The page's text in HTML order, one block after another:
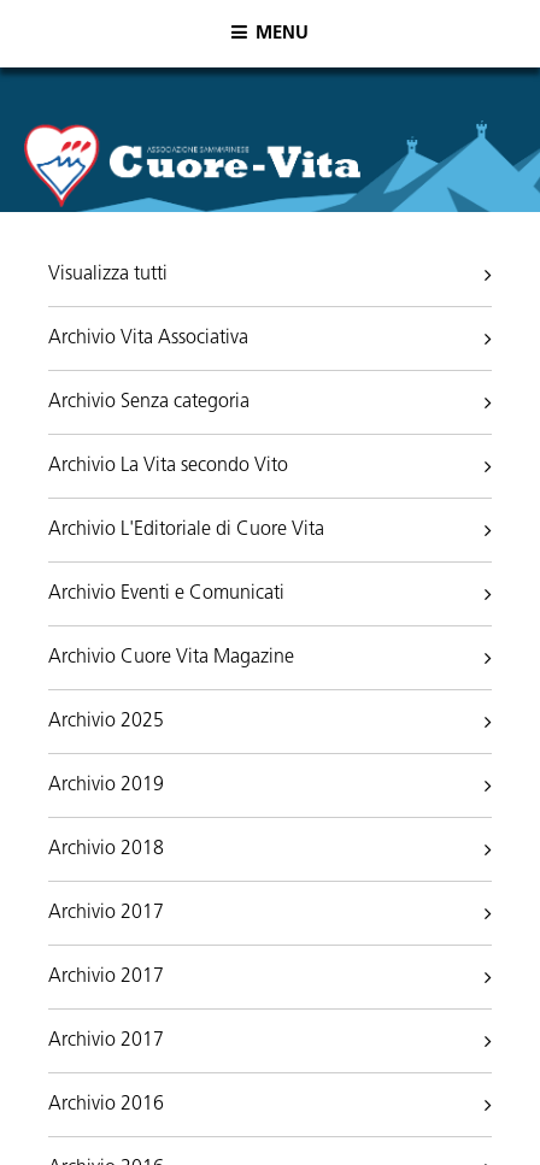
MENU
Visualizza tutti
Archivio Vita Associativa
Archivio Senza categoria
Archivio La Vita secondo Vito
Archivio L'Editoriale di Cuore Vita
Archivio Eventi e Comunicati
Archivio Cuore Vita Magazine
Archivio 2025
Archivio 2019
Archivio 2018
Archivio 2017
Archivio 2017
Archivio 2017
Archivio 2016